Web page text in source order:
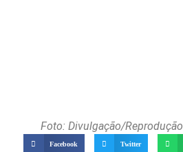
Foto: Divulgação/Reprodução
Facebook Twitter